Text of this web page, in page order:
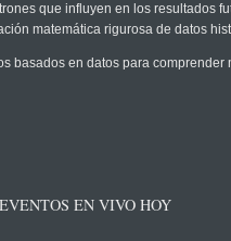
que influyen en los resultados
matemática rigurosa de datos
basados en datos para
EN VIVO HOY